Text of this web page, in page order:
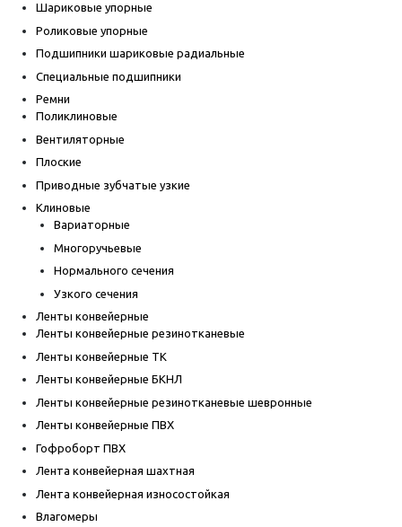
Шариковые упорные
Роликовые упорные
Подшипники шариковые радиальные
Специальные подшипники
Ремни
Поликлиновые
Вентиляторные
Плоские
Приводные зубчатые узкие
Клиновые
Вариаторные
Многоручьевые
Нормального сечения
Узкого сечения
Ленты конвейерные
Ленты конвейерные резинотканевые
Ленты конвейерные ТК
Ленты конвейерные БКНЛ
Ленты конвейерные резинотканевые шевронные
Ленты конвейерные ПВХ
Гофроборт ПВХ
Лента конвейерная шахтная
Лента конвейерная износостойкая
Влагомеры